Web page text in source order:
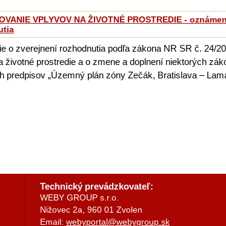
VPLYVOV NA ŽIVOTNÉ PROSTREDIE -
o zverejnení rozhodnutia podľa zákona NR SR č. 24/
životné prostredie a o zmene a doplnení niektorých
predpisov „Územný plán zóny Zečák, Bratislava –
Technický prevádzkovateľ:
WEBY GROUP s.r.o.
Nižovec 2a, 960 01 Zvolen
Email: webyportal@webygroup.sk